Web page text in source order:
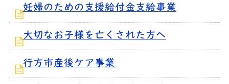
妊婦のための支援給付金支給事業
大切なお子様を亡くされた方へ
行方市産後ケア事業